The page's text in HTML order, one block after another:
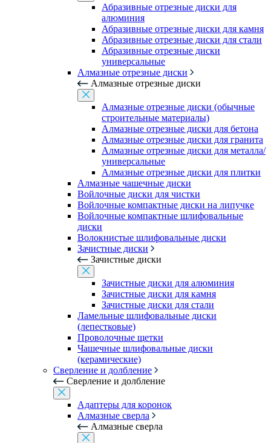
Абразивные отрезные диски для
алюминия
Абразивные отрезные диски для камня
Абразивные отрезные диски для стали
Абразивные отрезные диски
универсальные
Алмазные отрезные диски
Алмазные отрезные диски
Алмазные отрезные диски (обычные
строительные материалы)
Алмазные отрезные диски для бетона
Алмазные отрезные диски для гранита
Алмазные отрезные диски для металла/
универсальные
Алмазные отрезные диски для плитки
Алмазные чашечные диски
Войлочные диски для чистки
Войлочные компактные диски на липучке
Войлочные компактные шлифовальные
диски
Волокнистые шлифовальные диски
Зачистные диски
Зачистные диски
Зачистные диски для алюминия
Зачистные диски для камня
Зачистные диски для стали
Ламельные шлифовальные диски
(лепестковые)
Проволочные щетки
Чашечные шлифовальные диски
(керамические)
Сверление и долбление
Сверление и долбление
Адаптеры для коронок
Алмазные сверла
Алмазные сверла